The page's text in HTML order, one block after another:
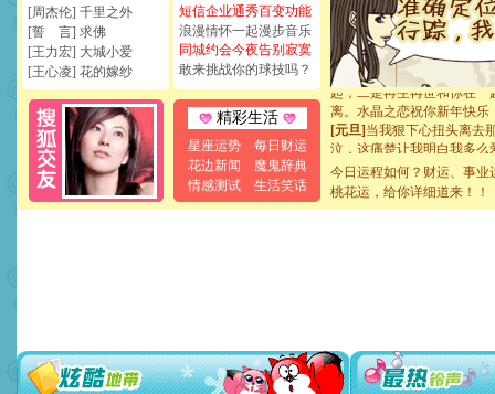
[周杰伦] 千里之外
[誓 言] 求佛
[王力宏] 大城小爱
[王心凌] 花的嫁纱
短信企业通秀百变功能
浪漫情怀一起漫步音乐
同城约会今夜告别寂寞
敢来挑战你的球技吗？
精彩生活
星座运势
每日财运
花边新闻
魔鬼辞典
情感测试
生活笑话
[元旦]看到你我会触电；看
断电。爱你是我职业，想
你是我专业！水晶之恋祝你
[元旦]如果上天让我许三个
起；二是再生再世和你在
离。水晶之恋祝你新年快乐
[元旦] 当我狠下心扭头离去
泣，这痛楚让我明白我多
[春节]风柔雨润好月圆，半
颜！冬去春来似水如烟，
能正大光明地骚扰你,告诉
天都要快乐噢!
今日运程如何？财运、事业
桃花运，给你详细道来！！